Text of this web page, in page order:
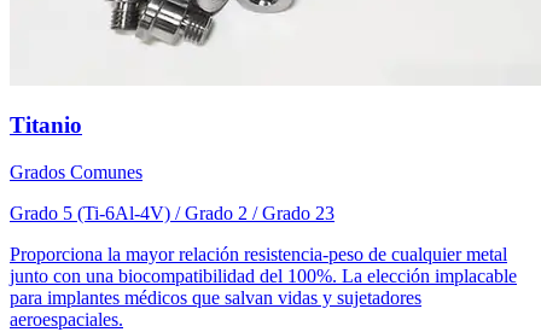
Titanio
Grados Comunes
Grado 5 (Ti-6Al-4V) / Grado 2 / Grado 23
Proporciona la mayor relación resistencia-peso de cualquier metal
junto con una biocompatibilidad del 100%. La elección implacable
para implantes médicos que salvan vidas y sujetadores
aeroespaciales.